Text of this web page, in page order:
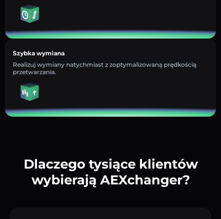
Szybka wymiana
Realizuj wymiany natychmiast z zoptymalizowaną prędkością
przetwarzania.
Dlaczego tysiące klientów
wybierają AEXchanger?